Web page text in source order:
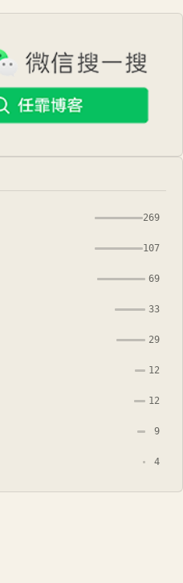
269
107
69
33
29
12
12
9
4